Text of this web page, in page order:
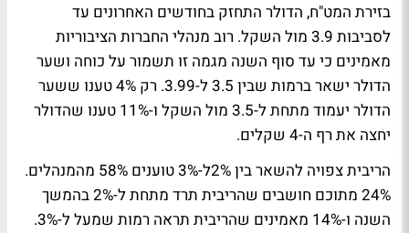
בזירת המט"ח, הדולר התחזק בחודשים האחרונים עד
לסביבות 3.9 מול השקל. רוב מנהלי החברות הציבוריות
מאמינים כי עד סוף השנה מגמה זו תשמור על כוחה ושער
הדולר ישאר ברמות שבין 3.5 ל-3.99. רק 4% טענו ששער
הדולר יעמוד מתחת ל-3.5 מול השקל ו-11% טענו שהדולר
יחצה את רף ה-4 שקלים.
הריבית צפויה להשאר בין 2%ל-3% טוענים 58% מהמנהלים.
24% מתוכם חושבים שהריבית תרד מתחת ל-2% בהמשך
השנה ו-14% מאמינים שהריבית תראה רמות שמעל ל-3%.